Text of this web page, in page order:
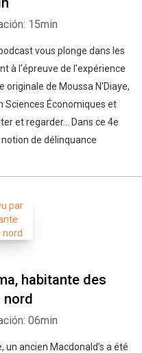
15min
vous plonge dans les
à l'épreuve de l'expérience
originale de Moussa N'Diaye,
Sciences Économiques et
et regarder... Dans ce 4e
de délinquance
habitante des
nord
06min
un ancien Macdonald’s a été